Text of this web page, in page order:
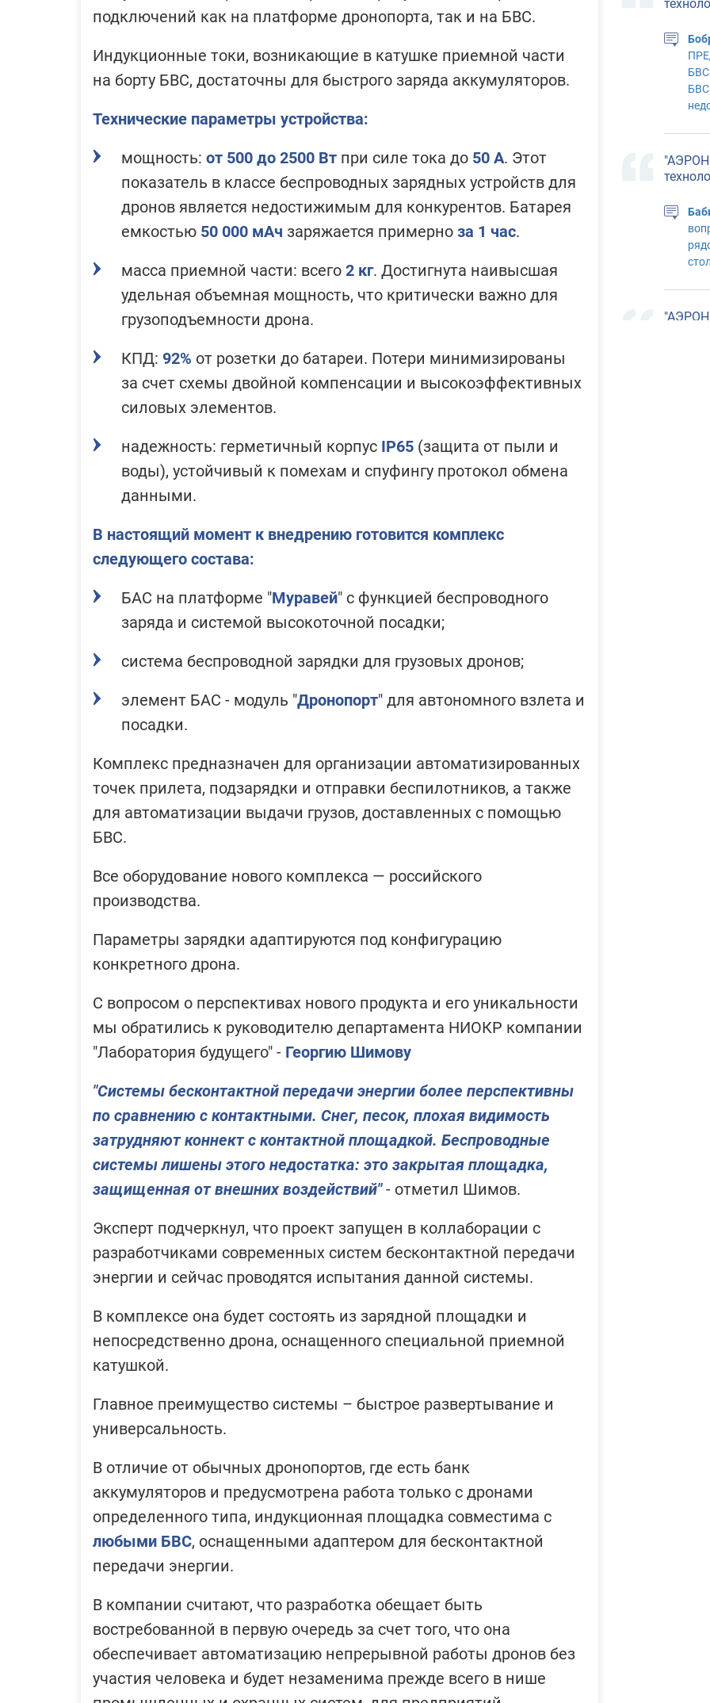
подключений как на платформе дронопорта, так и на БВС.
Индукционные токи, возникающие в катушке приемной части
на борту БВС, достаточны для быстрого заряда аккумуляторов.
Технические параметры устройства:
мощность: от 500 до 2500 Втпри силе тока до 50 А. Этот
показатель в классе беспроводных зарядных устройств для
дронов является недостижимым для конкурентов. Батарея
емкостью 50 000 мАч заряжается примерно за 1 час.
масса приемной части: всего 2 кг. Достигнута наивысшая
удельная объемная мощность, что критически важно для
грузоподъемности дрона.
КПД: 92% от розетки до батареи. Потери минимизированы
за счет схемы двойной компенсации и высокоэффективных
силовых элементов.
надежность: герметичный корпус IP65(защита от пыли и
воды), устойчивый к помехам и спуфингу протокол обмена
данными.
В настоящий момент к внедрению готовится комплекс
следующего состава:
БАС на платформе "Муравей" с функцией беспроводного
заряда и системой высокоточной посадки;
система беспроводной зарядки для грузовых дронов;
элемент БАС - модуль "Дронопорт" для автономного взлета и
посадки.
Комплекс предназначен для организации автоматизированных
точек прилета, подзарядки и отправки беспилотников, а также
для автоматизации выдачи грузов, доставленных с помощью
БВС.
Все оборудование нового комплекса — российского
производства.
Параметры зарядки адаптируются под конфигурацию
конкретного дрона.
С вопросом о перспективах нового продукта и его уникальности
мы обратились к руководителю департамента НИОКР компании
"Лаборатория будущего" - Георгию Шимову
"Системы бесконтактной передачи энергии более перспективны
по сравнению с контактными. Снег, песок, плохая видимость
затрудняют коннект с контактной площадкой. Беспроводные
системы лишены этого недостатка: это закрытая площадка,
защищенная от внешних воздействий"- отметил Шимов.
Эксперт подчеркнул, что проект запущен в коллаборации с
разработчиками современных систем бесконтактной передачи
энергии и сейчас проводятся испытания данной системы.
В комплексе она будет состоять из зарядной площадки и
непосредственно дрона, оснащенного специальной приемной
катушкой.
Главное преимущество системы – быстрое развертывание и
универсальность.
В отличие от обычных дронопортов, где есть банк
аккумуляторов и предусмотрена работа только с дронами
определенного типа, индукционная площадка совместима с
любыми БВС, оснащенными адаптером для бесконтактной
передачи энергии.
В компании считают, что разработка обещает быть
востребованной в первую очередь за счет того, что она
обеспечивает автоматизацию непрерывной работы дронов без
участия человека и будет незаменима прежде всего в нише